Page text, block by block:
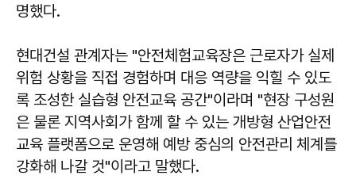
명했다.
현대건설 관계자는 "안전체험교육장은 근로자가 실제
위험 상황을 직접 경험하며 대응 역량을 익힐 수 있도
록 조성한 실습형 안전교육 공간"이라며 "현장 구성원
은 물론 지역사회가 함께 할 수 있는 개방형 산업안전
교육 플랫폼으로 운영해 예방 중심의 안전관리 체계를
강화해 나갈 것"이라고 말했다.